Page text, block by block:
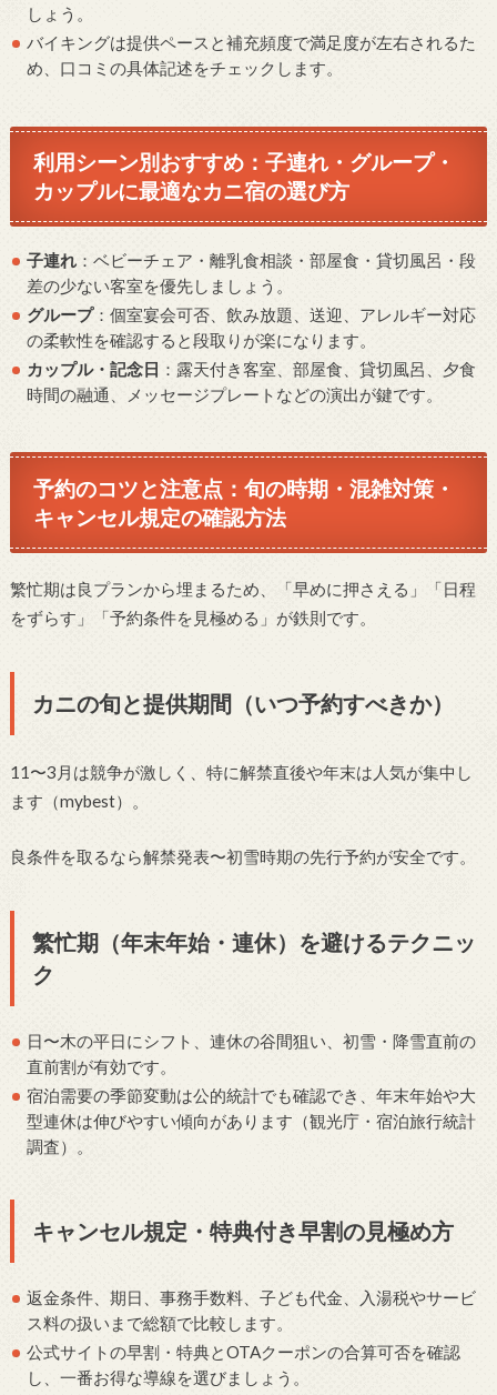
しょう。
バイキングは提供ペースと補充頻度で満足度が左右されるた
め、口コミの具体記述をチェックします。
利用シーン別おすすめ：子連れ・グループ・
カップルに最適なカニ宿の選び方
子連れ ：ベビーチェア・離乳食相談・部屋食・貸切風呂・段
差の少ない客室を優先しましょう。
グループ：個室宴会可否、飲み放題、送迎、アレルギー対応
の柔軟性を確認すると段取りが楽になります。
カップル・記念日 ：露天付き客室、部屋食、貸切風呂、夕食
時間の融通、メッセージプレートなどの演出が鍵です。
予約のコツと注意点：旬の時期・混雑対策・
キャンセル規定の確認方法
繁忙期は良プランから埋まるため、「早めに押さえる」「日程
をずらす」「予約条件を見極める」が鉄則です。
カニの旬と提供期間（いつ予約すべきか）
11〜3月は競争が激しく、特に解禁直後や年末は人気が集中し
ます（mybest）。
良条件を取るなら解禁発表〜初雪時期の先行予約が安全です。
繁忙期（年末年始・連休）を避けるテクニッ
ク
日〜木の平日にシフト、連休の谷間狙い、初雪・降雪直前の
直前割が有効です。
宿泊需要の季節変動は公的統計でも確認でき、年末年始や大
型連休は伸びやすい傾向があります（観光庁・宿泊旅行統計
調査）。
キャンセル規定・特典付き早割の見極め方
返金条件、期日、事務手数料、子ども代金、入湯税やサービ
ス料の扱いまで総額で比較します。
公式サイトの早割・特典とOTAクーポンの合算可否を確認
し、一番お得な導線を選びましょう。